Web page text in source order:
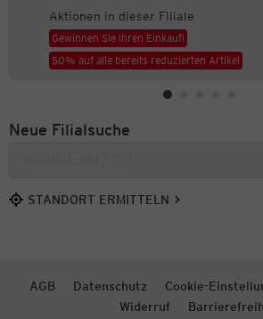
Aktionen in dieser Filiale
Gewinnen Sie Ihren Einkauf!
50% auf alle bereits reduzierten Artikel
Neue Filialsuche
STANDORT ERMITTELN
AGB Datenschutz Cookie-
Widerruf